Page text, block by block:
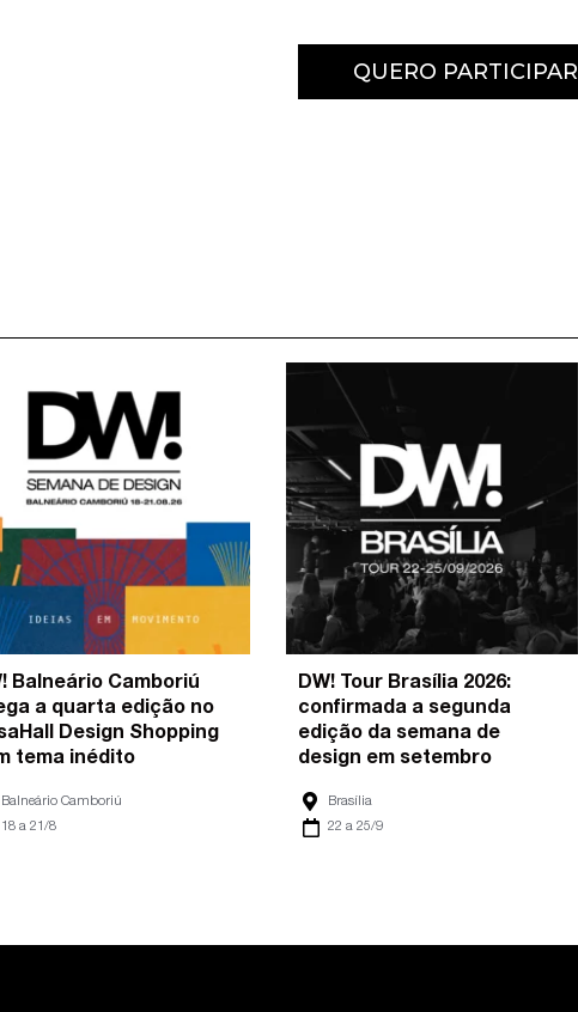
QUERO PARTICIPAR
Balneário Camboriú
a quarta edição no
Design Shopping
tema inédito
Balneário Camboriú
18 a 21/8
DW! Tour Brasília 2026:
confirmada a segunda
edição da semana de
design em setembro
Brasília
22 a 25/9